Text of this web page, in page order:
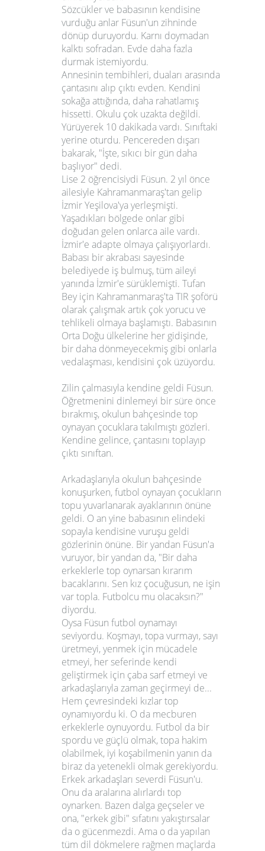
Sözcükler ve babasının kendisine
vurduğu anlar Füsun'un zihninde
dönüp duruyordu. Karnı doymadan
kalktı sofradan. Evde daha fazla
durmak istemiyordu.
Annesinin tembihleri, duaları arasında
çantasını alıp çıktı evden. Kendini
sokağa attığında, daha rahatlamış
hissetti. Okulu çok uzakta değildi.
Yürüyerek 10 dakikada vardı. Sınıftaki
yerine oturdu. Pencereden dışarı
bakarak, "İşte, sıkıcı bir gün daha
başlıyor" dedi.
Lise 2 öğrencisiydi Füsun. 2 yıl önce
ailesiyle Kahramanmaraş'tan gelip
İzmir Yeşilova'ya yerleşmişti.
Yaşadıkları bölgede onlar gibi
doğudan gelen onlarca aile vardı.
İzmir'e adapte olmaya çalışıyorlardı.
Babası bir akrabası sayesinde
belediyede iş bulmuş, tüm aileyi
yanında İzmir'e sürüklemişti. Tufan
Bey için Kahramanmaraş'ta TIR şoförü
olarak çalışmak artık çok yorucu ve
tehlikeli olmaya başlamıştı. Babasının
Orta Doğu ülkelerine her gidişinde,
bir daha dönmeyecekmiş gibi onlarla
vedalaşması, kendisini çok üzüyordu.
Zilin çalmasıyla kendine geldi Füsun.
Öğretmenini dinlemeyi bir süre önce
bırakmış, okulun bahçesinde top
oynayan çocuklara takılmıştı gözleri.
Kendine gelince, çantasını toplayıp
çıktı sınıftan.
Arkadaşlarıyla okulun bahçesinde
konuşurken, futbol oynayan çocukların
topu yuvarlanarak ayaklarının önüne
geldi. O an yine babasının elindeki
sopayla kendisine vuruşu geldi
gözlerinin önüne. Bir yandan Füsun'a
vuruyor, bir yandan da, "Bir daha
erkeklerle top oynarsan kırarım
bacaklarını. Sen kız çocuğusun, ne işin
var topla. Futbolcu mu olacaksın?"
diyordu.
Oysa Füsun futbol oynamayı
seviyordu. Koşmayı, topa vurmayı, sayı
üretmeyi, yenmek için mücadele
etmeyi, her seferinde kendi
geliştirmek için çaba sarf etmeyi ve
arkadaşlarıyla zaman geçirmeyi de...
Hem çevresindeki kızlar top
oynamıyordu ki. O da mecburen
erkeklerle oynuyordu. Futbol da bir
spordu ve güçlü olmak, topa hakim
olabilmek, iyi koşabilmenin yanın da
biraz da yetenekli olmak gerekiyordu.
Erkek arkadaşları severdi Füsun'u.
Onu da aralarına alırlardı top
oynarken. Bazen dalga geçseler ve
ona, "erkek gibi" sıfatını yakıştırsalar
da o gücenmezdi. Ama o da yapılan
tüm dil dökmelere rağmen maçlarda